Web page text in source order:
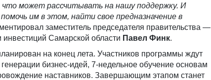
что может рассчитывать на нашу поддержку. И
им в этом, найти свое предназначение в
заместитель председателя правительства —
инвестиций Самарской области Павел Финк.
на конец лета. Участников программы ждут
бизнес-идей, 7-недельное обучение основам
наставников. Завершающим этапом станет